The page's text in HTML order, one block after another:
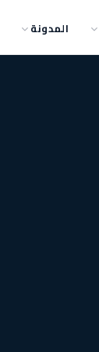
المدونة